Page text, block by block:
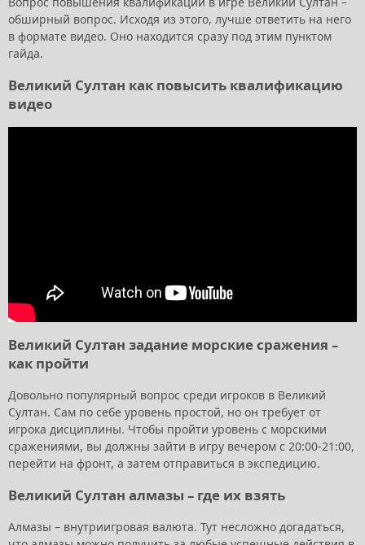
обширный вопрос. Исходя из этого, лучше ответить на него
в формате видео. Оно находится сразу под этим пунктом
гайда.
Великий Султан как повысить квалификацию
видео
Великий Султан задание морские сражения –
как пройти
Довольно популярный вопрос среди игроков в Великий
Султан. Сам по себе уровень простой, но он требует от
игрока дисциплины. Чтобы пройти уровень с морскими
сражениями, вы должны зайти в игру вечером с 20:00-21:00,
перейти на фронт, а затем отправиться в экспедицию.
Великий Султан алмазы – где их взять
Алмазы – внутриигровая валюта. Тут несложно догадаться,